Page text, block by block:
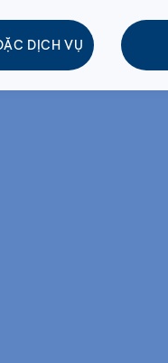
DỊCH VỤ